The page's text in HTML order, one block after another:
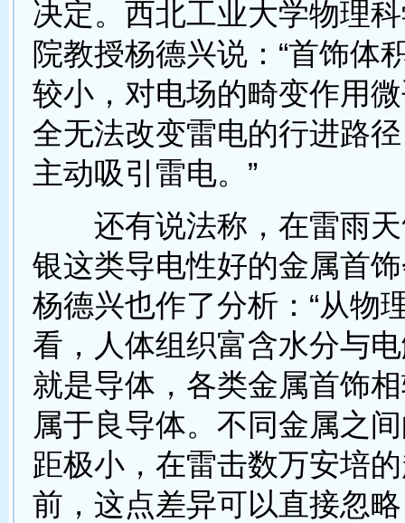
决定。西北工业大学物理
院教授杨德兴说：“首饰体
较小，对电场的畸变作用
全无法改变雷电的行进路
主动吸引雷电。”
还有说法称，在雷雨天
银这类导电性好的金属首
杨德兴也作了分析：“从物
看，人体组织富含水分与
就是导体，各类金属首饰
属于良导体。不同金属之
距极小，在雷击数万安培
前，这点差异可以直接忽